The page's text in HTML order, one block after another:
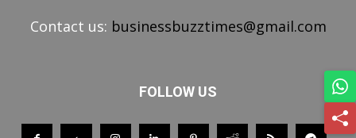
Contact us: businessbuzztimes@gmail.com
FOLLOW US